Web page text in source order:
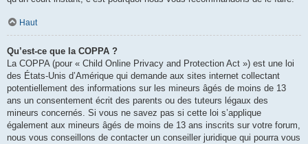
Haut
Qu’est-ce que la COPPA ?
La COPPA (pour « Child Online Privacy and Protection Act ») est une loi
des États-Unis d’Amérique qui demande aux sites internet collectant
potentiellement des informations sur les mineurs âgés de moins de 13
ans un consentement écrit des parents ou des tuteurs légaux des
mineurs concernés. Si vous ne savez pas si cette loi s’applique
également aux mineurs âgés de moins de 13 ans inscrits sur votre forum,
nous vous conseillons de contacter un conseiller juridique qui pourra vous